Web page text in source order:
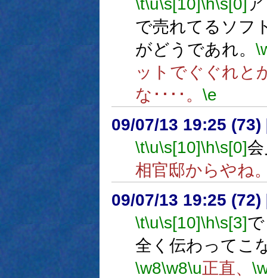
で売れてるソフ
がどうであれ。
ットでぐぐれと
な････。 \e
09/07/13 19:25 (73)
\t\u\s[10]\h\s[0]
相官邸からやね
09/07/13 19:25 (72)
\t\u\s[10]\h\s[3]
全く伝わってこ
\w8\w8\u正直、